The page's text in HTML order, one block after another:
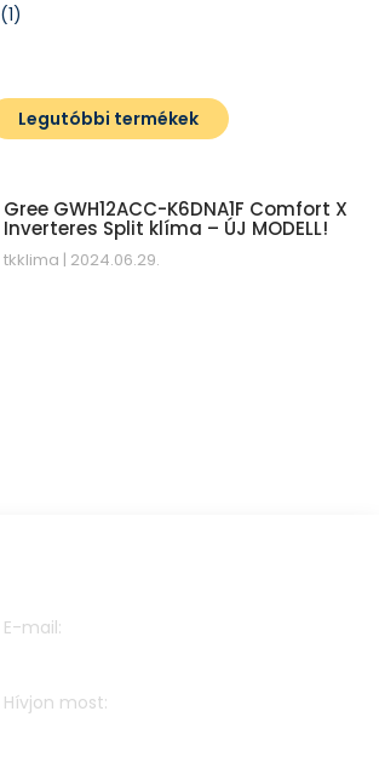
(1)
Legutóbbi termékek
Gree GWH12ACC-K6DNA1F Comfort X
Inverteres Split klíma – ÚJ MODELL!
tkklima 2024.06.29.
E-mail:
Hívjon most: